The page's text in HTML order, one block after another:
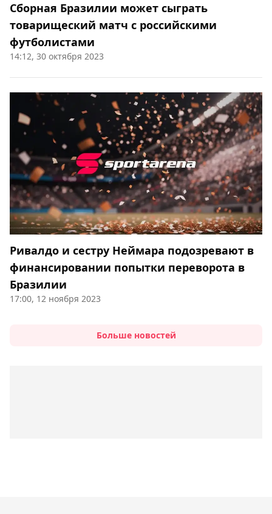
Сборная Бразилии может сыграть
товарищеский матч с российскими
футболистами
14:12, 30 октября 2023
Ривалдо и сестру Неймара подозревают в
финансировании попытки переворота в
Бразилии
17:00, 12 ноября 2023
Больше новостей